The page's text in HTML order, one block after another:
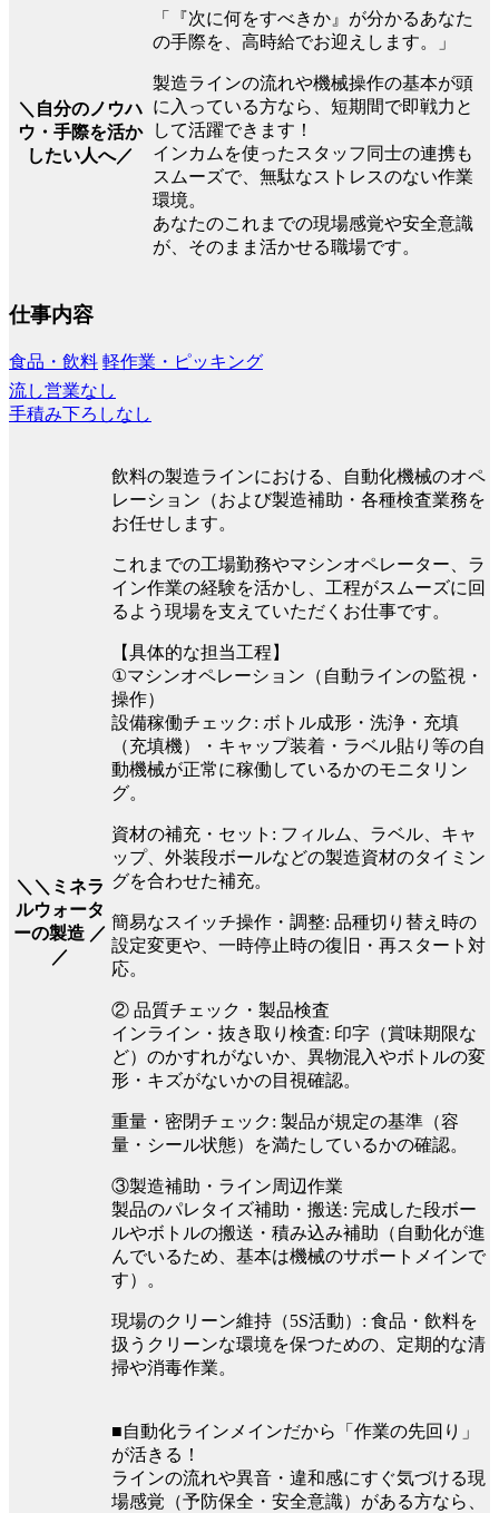
＼自分のノウハ
ウ・手際を活か
したい人へ／
「『次に何をすべきか』が分かるあなた
の手際を、高時給でお迎えします。」
製造ラインの流れや機械操作の基本が頭
に入っている方なら、短期間で即戦力と
して活躍できます！
インカムを使ったスタッフ同士の連携も
スムーズで、無駄なストレスのない作業
環境。
あなたのこれまでの現場感覚や安全意識
が、そのまま活かせる職場です。
仕事内容
食品・飲料 軽作業・ピッキング
流し営業なし
手積み下ろしなし
＼＼ミネラ
ルウォータ
ーの製造 ／
／
飲料の製造ラインにおける、自動化機械のオペ
レーション（および製造補助・各種検査業務を
お任せします。
これまでの工場勤務やマシンオペレーター、ラ
イン作業の経験を活かし、工程がスムーズに回
るよう現場を支えていただくお仕事です。
【具体的な担当工程】
①マシンオペレーション（自動ラインの監視・
操作）
設備稼働チェック: ボトル成形・洗浄・充填
（充填機）・キャップ装着・ラベル貼り等の自
動機械が正常に稼働しているかのモニタリン
グ。
資材の補充・セット: フィルム、ラベル、キャ
ップ、外装段ボールなどの製造資材のタイミン
グを合わせた補充。
簡易なスイッチ操作・調整: 品種切り替え時の
設定変更や、一時停止時の復旧・再スタート対
応。
② 品質チェック・製品検査
インライン・抜き取り検査: 印字（賞味期限な
ど）のかすれがないか、異物混入やボトルの変
形・キズがないかの目視確認。
重量・密閉チェック: 製品が規定の基準（容
量・シール状態）を満たしているかの確認。
③製造補助・ライン周辺作業
製品のパレタイズ補助・搬送: 完成した段ボー
ルやボトルの搬送・積み込み補助（自動化が進
んでいるため、基本は機械のサポートメインで
す）。
現場のクリーン維持（5S活動）: 食品・飲料を
扱うクリーンな環境を保つための、定期的な清
掃や消毒作業。
■自動化ラインメインだから「作業の先回り」
が活きる！
ラインの流れや異音・違和感にすぐ気づける現
場感覚（予防保全・安全意識）がある方なら、